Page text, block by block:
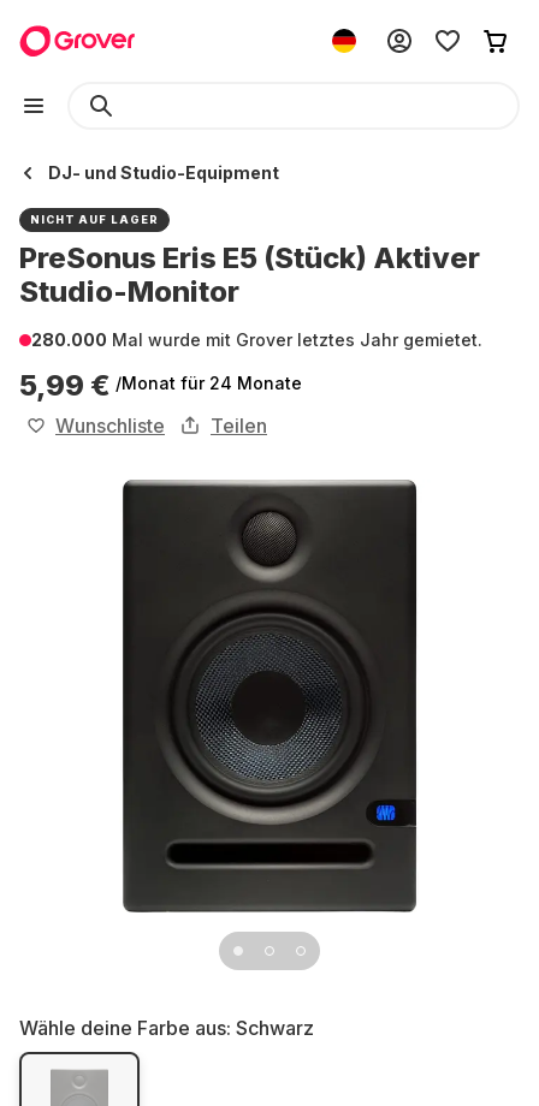
DJ- und Studio-Equipment
NICHT AUF LAGER
PreSonus Eris E5 (Stück) Aktiver
Studio-Monitor
280.000 Mal wurde mit Grover letztes Jahr gemietet.
5,99 € /Monat für 24 Monate
Wunschliste Teilen
Wähle deine Farbe aus: Schwarz